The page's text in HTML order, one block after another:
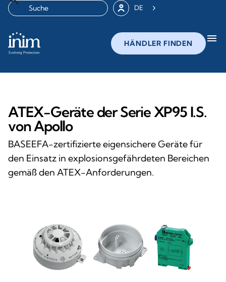
DE
HÄNDLER FINDEN menu
ATEX-Geräte der Serie XP95 I.S.
von Apollo
BASEEFA-zertifizierte eigensichere Geräte für
den Einsatz in explosionsgefährdeten Bereichen
gemäß den ATEX-Anforderungen.